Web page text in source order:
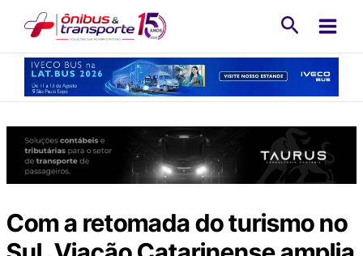
conteúdo
Com a retomada do turismo no